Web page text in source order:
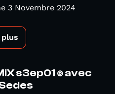
3 Novembre 2024
s3ep01 ๏ avec